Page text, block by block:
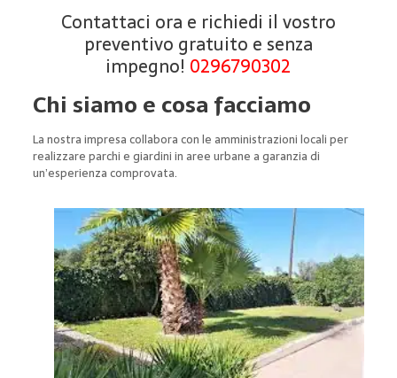
Contattaci ora e richiedi il vostro
preventivo gratuito e senza
impegno! 0296790302
Chi siamo e cosa facciamo
La nostra impresa collabora con le amministrazioni locali per
realizzare parchi e giardini in aree urbane a garanzia di
un’esperienza comprovata.